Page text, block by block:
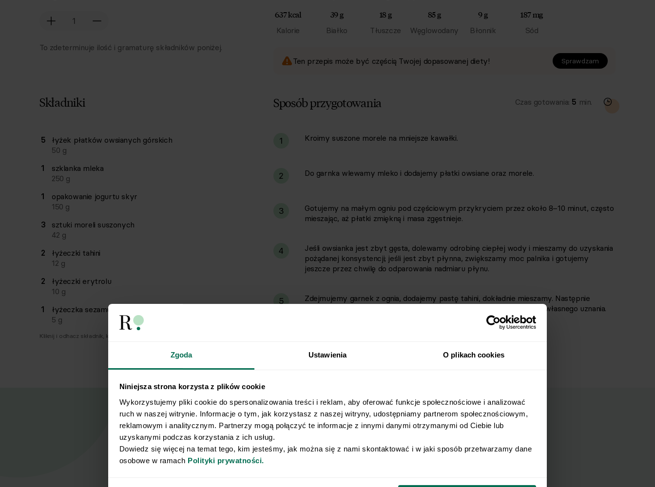
Zgoda Ustawienia O plikach cookies
Niniejsza strona korzysta z plików cookie
Wykorzystujemy pliki cookie do spersonalizowania treści i reklam, aby oferować funkcje społecznościowe i analizować
ruch w naszej witrynie. Informacje o tym, jak korzystasz z naszej witryny, udostępniamy partnerom społecznościowym,
reklamowym i analitycznym. Partnerzy mogą połączyć te informacje z innymi danymi otrzymanymi od Ciebie lub
uzyskanymi podczas korzystania z ich usług.
Dowiedz się więcej na temat tego, kim jesteśmy, jak można się z nami skontaktować i w jaki sposób przetwarzamy dane
osobowe w ramach Polityki prywatności.
To zdeterminuje ilość i gramaturę składników poniżej.
637 kcal
Kalorie
39 g
Białko
18 g
Tłuszcze
85 g
Węglowodany
9 g
Błonnik
187 mg
Sód
Ten przepis może być częścią Twojej dopasowanej diety! Sprawdzam
Składniki
Lista składników przepisu z ilościami i wagami
Ilość Składnik
5 łyżek płatków owsianych górskich
50 g
1
szklanka mleka
250 g
1
opakowanie jogurtu skyr
150 g
3
sztuki moreli suszonych
42 g
2
łyżeczki tahini
12 g
2
łyżeczki erytrolu
10 g
1
łyżeczka sezamu
5 g
Kliknij i odhacz składnik, który już masz.
Sposób przygotowania Czas gotowania: 5 min.
1 Kroimy suszone morele na mniejsze kawałki.
2 Do garnka wlewamy mleko i dodajemy płatki owsiane oraz morele.
3
Gotujemy na małym ogniu pod częściowym przykryciem przez około 8–10 minut, często
mieszając, aż płatki zmiękną i masa zgęstnieje.
4
Jeśli owsianka jest zbyt gęsta, dolewamy odrobinę ciepłej wody i mieszamy do uzyskania
pożądanej konsystencji; jeśli jest zbyt płynna, zwiększamy moc palnika i gotujemy
jeszcze przez chwilę do odparowania nadmiaru płynu.
5
Zdejmujemy garnek z ognia, dodajemy pastę tahini, dokładnie mieszamy. Następnie
dodajemy skyr i ponownie mieszamy. Dosładzamy erytrolem według własnego uznania.
Wyślij przepis na e-mail
Nasze najlepsze przepisy, prosto na Twoja skrzynkę e-mail.